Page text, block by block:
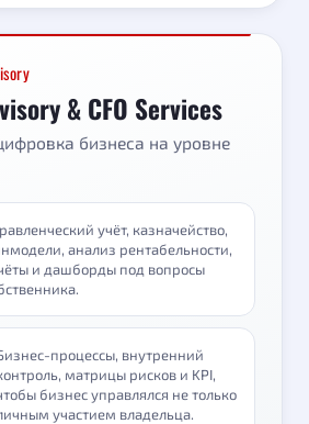
& CFO Services
бизнеса на уровне
учёт, казначейство,
анализ рентабельности,
и дашборды под вопросы
процессы, внутренний
матрицы рисков и KPI,
бизнес управлялся не только
участием владельца.